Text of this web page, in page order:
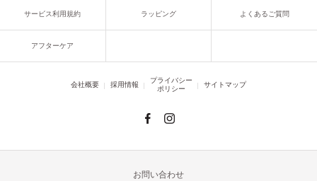
サービス利用規約 ラッピング よくあるご質問
アフターケア
会社概要 採用情報
プライバシー
ポリシー
サイトマップ
お問い合わせ